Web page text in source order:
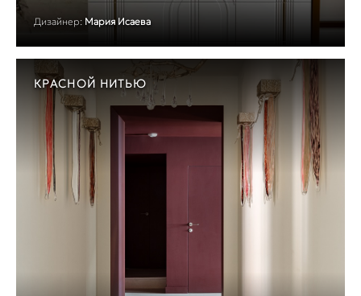
Дизайнер: Мария Исаева
КРАСНОЙ НИТЬЮ